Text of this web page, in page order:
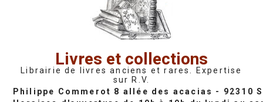
Livres et collections
Librairie de livres anciens et rares. Expertise
sur R.V.